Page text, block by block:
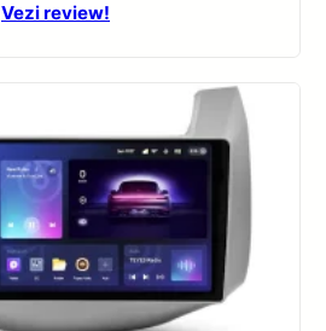
Vezi review!